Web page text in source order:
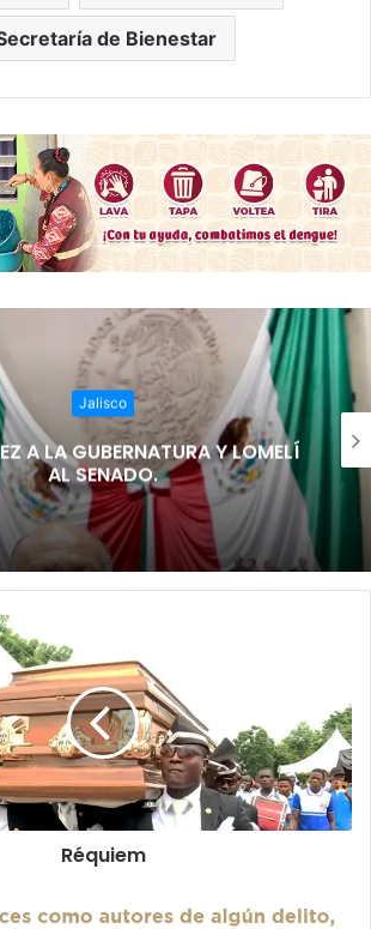
de Bienestar
Jalisco
A LA GUBERNATURA Y LOMELÍ
AL SENADO.
Réquiem